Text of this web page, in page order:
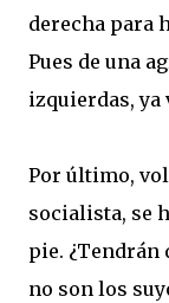
derecha para
Pues de una
izquierdas, ya
Por último,
socialista, se
pie. ¿Tendrán
no son los